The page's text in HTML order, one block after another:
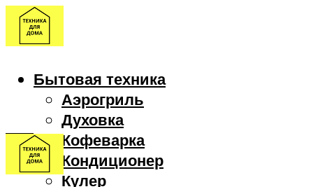
Бытовая техника
Аэрогриль
Духовка
Кофеварка
Кондиционер
Кулер